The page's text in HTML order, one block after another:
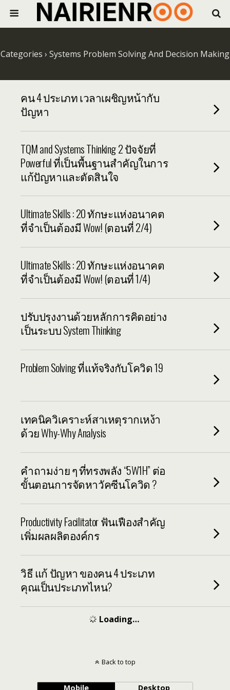
Categories › Systems Problem Solving And Decision Making
คน 4 ประเภท เวลาเผชิญหน้ากับ
ปัญหา
TQM and Systems Thinking 2 ปัจจัยที่
Powerful ที่เป็นพื้นฐานสำคัญในการ
แก้ปัญหาและตัดสินใจ
Ultimate Skills : 20 ทักษะแห่งอนาคต
ที่จำเป็นต้องมี Wow! (ตอนที่ 2/4)
Ultimate Skills : 20 ทักษะแห่งอนาคต
ที่จำเป็นต้องมี Wow! (ตอนที่ 1/4)
ปรับปรุงงานด้วยหลักการคิดอย่าง
เป็นระบบ System Thinking
Problem Solving ที่แท้จริงกับโควิด 19
เทคนิควิเคราะห์สาเหตุรากเหง้า
ด้วย Why-Why Analysis
คำถามง่าย ๆ ที่ทรงพลัง “5W1H” ต่อ
ขั้นตอนการจัดหาวัคซีนโควิด ?
Productivity Facilitator ฟันเฟืองสำคัญ
เพิ่มผลผลิตองค์กร
วิธี แก้ ปัญหา ของคน 4 ประเภท
คุณเป็นประเภทไหน?
Loading…
Back to top
Mobile Desktop